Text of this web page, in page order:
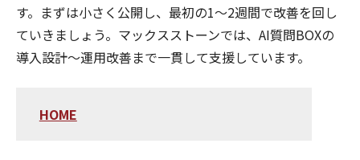
す。まずは小さく公開し、最初の1〜2週間で改善を回し
ていきましょう。マックスストーンでは、AI質問BOXの
導入設計〜運用改善まで一貫して支援しています。
HOME